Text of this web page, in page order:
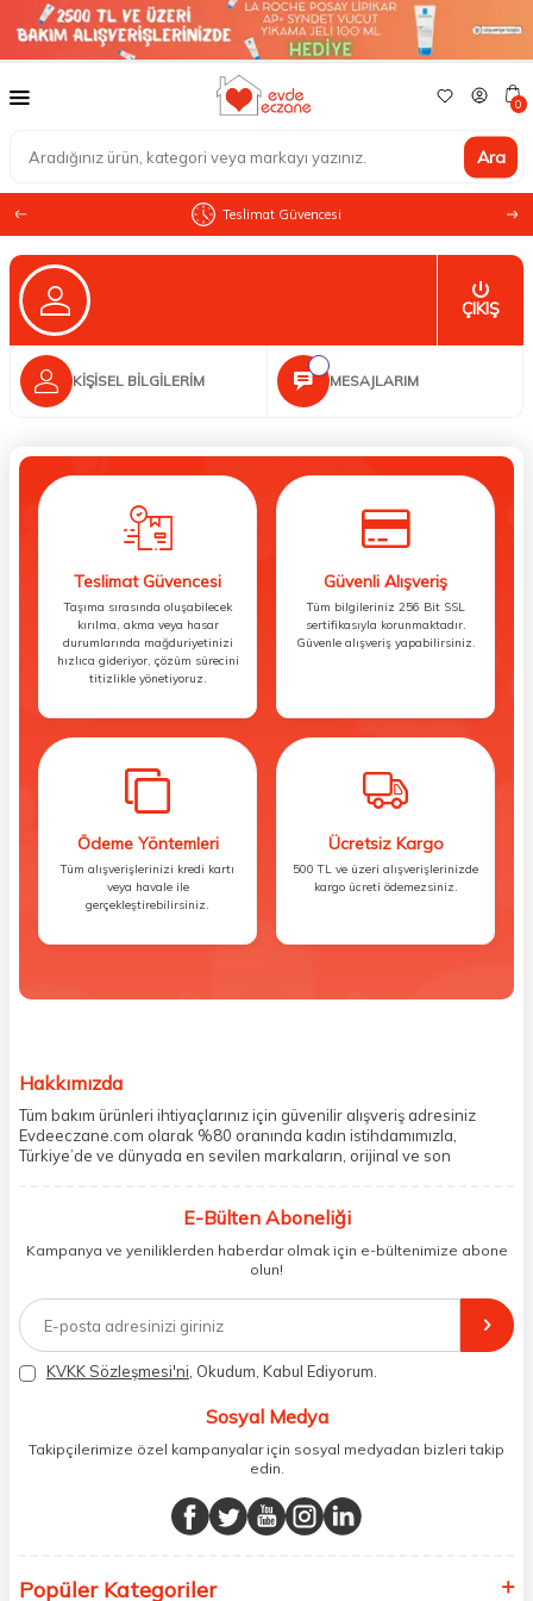
Ara
0
Teslimat Güvencesi
ÇIKIŞ
KIŞISEL BILGILERIM MESAJLARIM
Teslimat Güvencesi
Taşıma sırasında oluşabilecek
kırılma, akma veya hasar
durumlarında mağduriyetinizi
hızlıca gideriyor, çözüm sürecini
titizlikle yönetiyoruz.
Güvenli Alışveriş
Tüm bilgileriniz 256 Bit SSL
sertifikasıyla korunmaktadır.
Güvenle alışveriş yapabilirsiniz.
Ödeme Yöntemleri
Tüm alışverişlerinizi kredi kartı
veya havale ile
gerçekleştirebilirsiniz.
Ücretsiz Kargo
500 TL ve üzeri alışverişlerinizde
kargo ücreti ödemezsiniz.
Hakkımızda
Tüm bakım ürünleri ihtiyaçlarınız için güvenilir alışveriş adresiniz
Evdeeczane.com olarak %80 oranında kadın istihdamımızla,
Türkiye’de ve dünyada en sevilen markaların, orijinal ve son
paketliyoruz. Herhangi bir durumdan dolayı olumsuz olarak geri
müşteri temsilcilerimiz aracılığı ile gerekli tüm desteği sağlıyoruz.
2017 yılından bugüne, yüzlerce marka ve binlerce ürün seçeneğini
doğrudan markalardan ya da markaların yetkili Türkiye
distribütörlerinden faturalı olarak tedarik ediyor ve müşterilerimize
aynı şekilde faturalı ve orijinal ambalajlarda gönderim sağlıyoruz.
Paketleme sürecinde geri dönüştürülebilir malzemeler kullanarak
atık oranımızı en aza indiriyor ve daha yaşanabilir bir dünya
E-Bülten Aboneliği
Kampanya ve yeniliklerden haberdar olmak için e-bültenimize abone
olun!
KVKK Sözleşmesi'ni , Okudum, Kabul Ediyorum.
Sosyal Medya
Takipçilerimize özel kampanyalar için sosyal medyadan bizleri takip
edin.
Popüler Kategoriler